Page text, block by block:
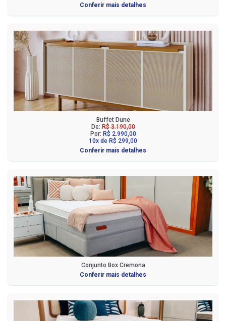
Conferir mais detalhes
Buffet Dune
De:R$ 3.190,00
Por: R$ 2.990,00
10x de R$ 299,00
Conferir mais detalhes
Conjunto Box Cremona
Conferir mais detalhes